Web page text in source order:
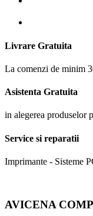
Livrare Gratuita
La comenzi de minim
Asistenta Gratuita
in alegerea produselor
Service si reparatii
Imprimante - Sisteme
AVICENA